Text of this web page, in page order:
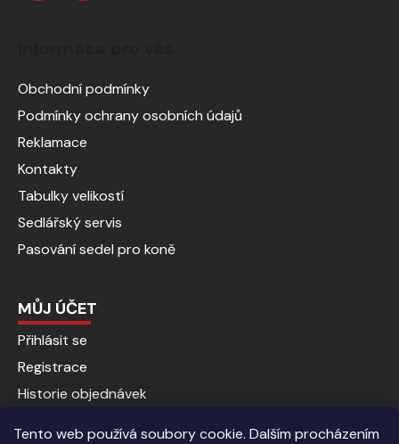
Tento web používá soubory cookie. Dalším procházením
Obchodní podmínky
Podmínky ochrany osobních údajů
Reklamace
Kontakty
Tabulky velikostí
Sedlářský servis
Pasování sedel pro koně
MŮJ ÚČET
Přihlásit se
Registrace
Historie objednávek